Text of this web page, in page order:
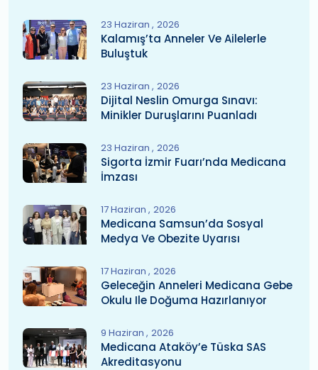
23 Haziran 2026
Kalamış’ta Anneler Ve Ailelerle
Buluştuk
23 Haziran 2026
Dijital Neslin Omurga Sınavı:
Minikler Duruşlarını Puanladı
23 Haziran 2026
Sigorta İzmir Fuarı’nda Medicana
İmzası
17 Haziran 2026
Medicana Samsun’da Sosyal
Medya Ve Obezite Uyarısı
17 Haziran 2026
Geleceğin Anneleri Medicana Gebe
Okulu Ile Doğuma Hazırlanıyor
9 Haziran 2026
Medicana Ataköy’e Tüska SAS
Akreditasyonu